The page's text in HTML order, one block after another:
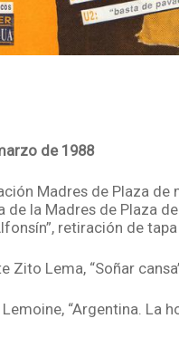
de 1988
Madres de Plaza de
de la Madres de Plaza
retiración de tapa
Zito Lema, “Soñar
“Argentina. La